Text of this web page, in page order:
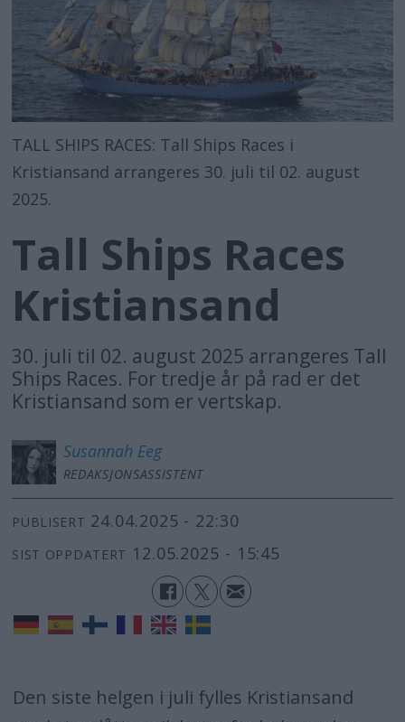
Video
Logg inn
TALL SHIPS RACES: Tall Ships Races i
Kristiansand arrangeres 30. juli til 02. august
2025.
Tall Ships Races
Kristiansand
30. juli til 02. august 2025 arrangeres Tall
Ships Races. For tredje år på rad er det
Kristiansand som er vertskap.
Susannah Eeg
REDAKSJONSASSISTENT
PUBLISERT 24.04.2025 - 22:30
SIST OPPDATERT 12.05.2025 - 15:45
Den siste helgen i juli fylles Kristiansand